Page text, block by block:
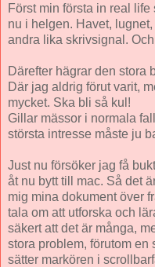
Först min första in real
nu i helgen. Havet,
andra lika skrivsignal.
Därefter hägrar den stora
Där jag aldrig förut varit,
mycket. Ska bli så kul!
Gillar mässor i normala
största intresse måste ju
Just nu försöker jag få
åt nu bytt till mac. Så det
mig mina dokument över
tala om att utforska och
säkert att det är många,
stora problem, förutom en
sätter markören i